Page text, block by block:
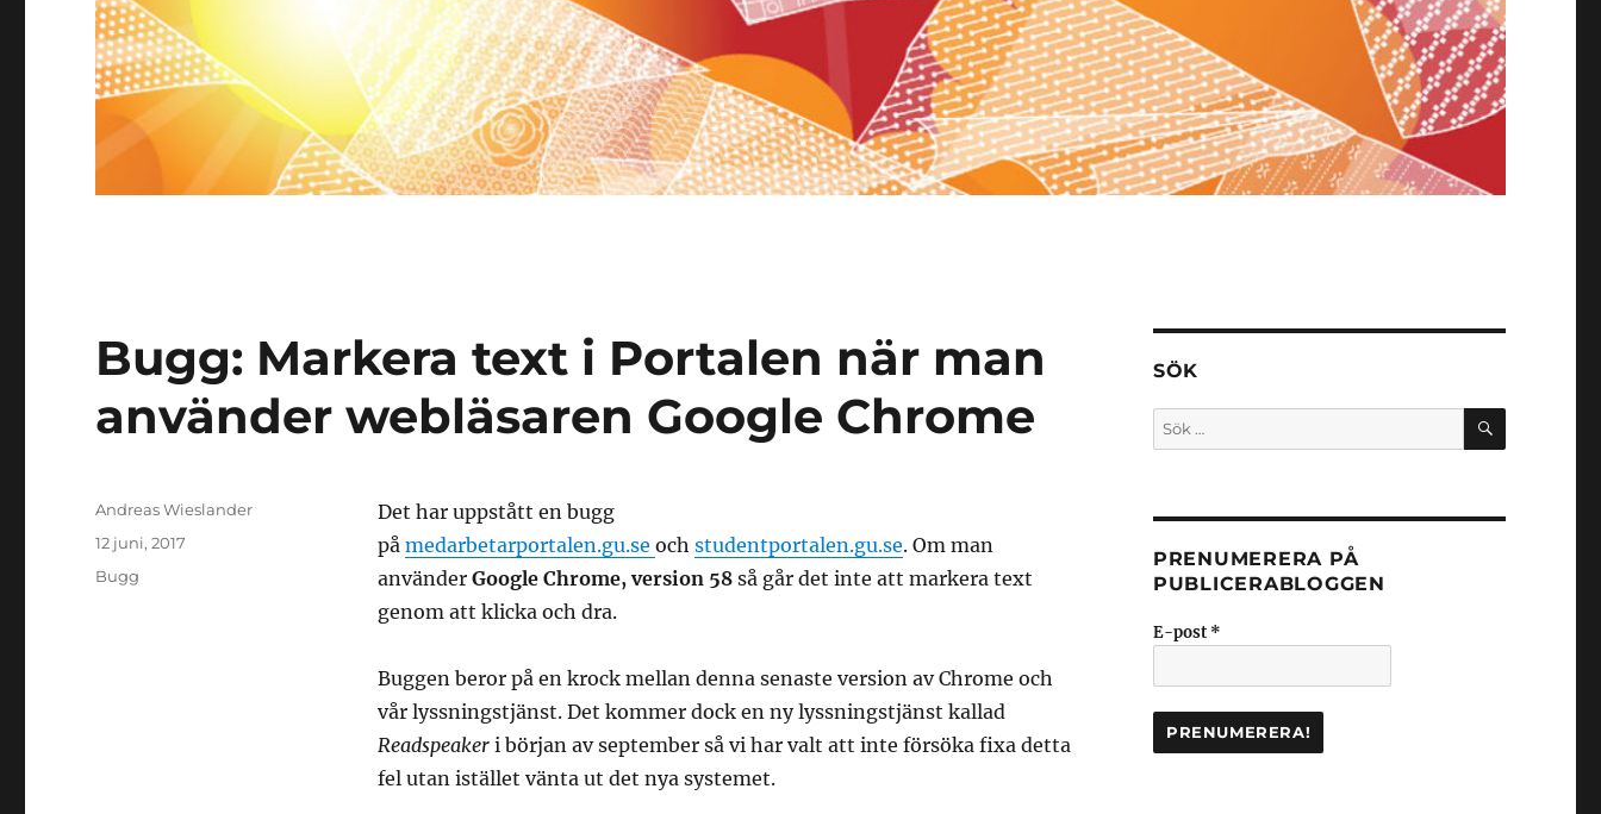
Bugg: Markera text i Portalen när man
använder webläsaren Google Chrome
Det har uppstått en bugg
på medarbetarportalen.gu.se och studentportalen.gu.se. Om man
använder Google Chrome, version 58så går det inte att markera text
genom att klicka och dra.
Buggen beror på en krock mellan denna senaste version av Chrome och
vår lyssningstjänst. Det kommer dock en ny lyssningstjänst kallad
Readspeakeri början av september så vi har valt att inte försöka fixa detta
fel utan istället vänta ut det nya systemet.
Författare
Andreas Wieslander
Postat
12 juni, 2017
Kategorier
Bugg
SÖK
Sök
efter:
SÖK
PRENUMERERA PÅ
PUBLICERABLOGGEN
E-post *